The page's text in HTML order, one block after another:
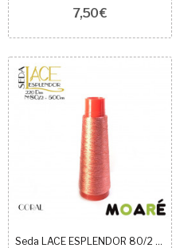
7,50 €
Seda LACE ESPLENDOR 80/2 CONCHA